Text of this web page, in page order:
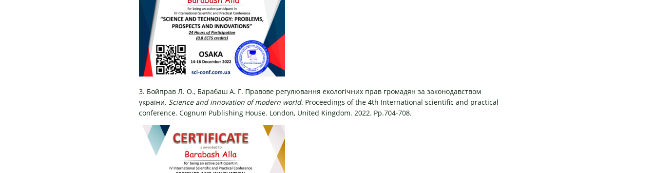
3. Бойправ Л. О., Барабаш А. Г. Правове регулювання екологічних прав громадян за законодавством
україни. Science and innovation of modern world. Proceedings of the 4th International scientific and practical
conference. Cognum Publishing House. London, United Kingdom. 2022. Pp.704-708.